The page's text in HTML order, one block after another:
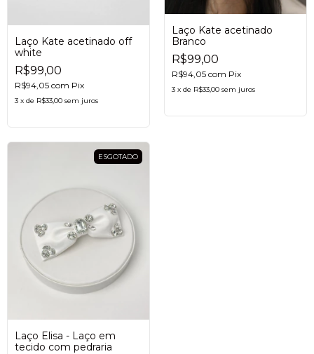
Laço Kate acetinado off
white
R$99,00
R$94,05 com Pix
3 x de R$33,00 sem juros
Laço Kate acetinado
Branco
R$99,00
R$94,05 com Pix
3 x de R$33,00 sem juros
ESGOTADO
Laço Elisa - Laço em
tecido com pedraria